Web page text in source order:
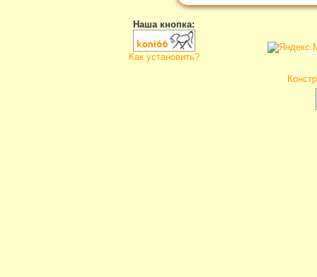
Наша кнопка:
Как установить?